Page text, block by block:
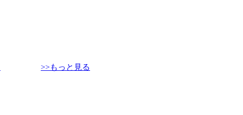
>>もっと見る